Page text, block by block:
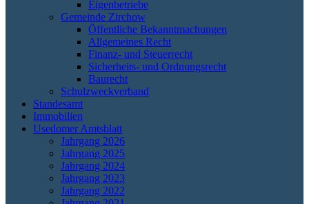
Eigenbetriebe
Gemeinde Zirchow
Öffentliche Bekanntmachungen
Allgemeines Recht
Finanz- und Steuerrecht
Sicherheits- und Ordnungsrecht
Baurecht
Schulzweckverband
Standesamt
Immobilien
Usedomer Amtsblatt
Jahrgang 2026
Jahrgang 2025
Jahrgang 2024
Jahrgang 2023
Jahrgang 2022